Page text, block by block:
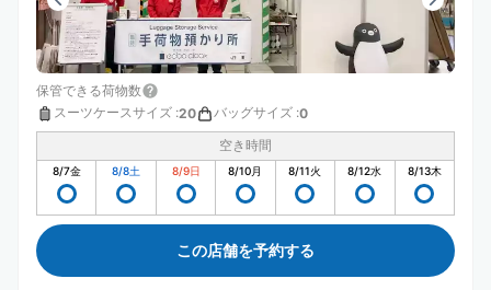
保管できる荷物数
スーツケースサイズ :20 バッグサイズ :0
空き時間
8/7金 8/8土 8/9日 8/10月 8/11火 8/12水 8/13木
この店舗を予約する